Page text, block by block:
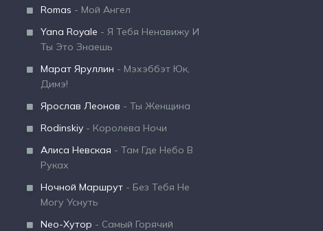
Romas - Мой Ангел
Yana Royale - Я Тебя Ненавижу И
Ты Это Знаешь
Марат Яруллин - Мэхэббэт Юк,
Димэ!
Ярослав Леонов - Ты Женщина
Rodinskiy - Королева Ночи
Алиса Невская - Там Где Небо В
Руках
Ночной Маршрут - Без Тебя Не
Могу Уснуть
Neo-Хутор - Самый Горячий